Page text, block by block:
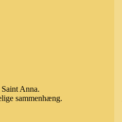
Anna.
sammenhæng.